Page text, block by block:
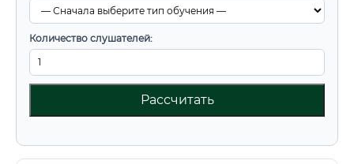
Количество слушателей:
Рассчитать